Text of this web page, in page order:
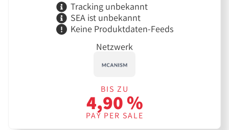
Tracking unbekannt
SEA ist unbekannt
Keine Produktdaten-Feeds
Netzwerk
BIS ZU
4,90 %
PAY PER SALE